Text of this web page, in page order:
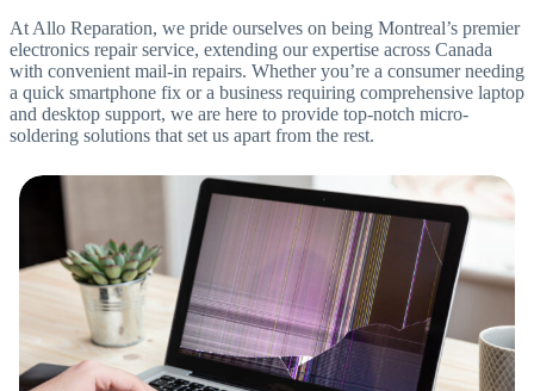
At Allo Reparation, we pride ourselves on being Montreal’s premier
electronics repair service, extending our expertise across Canada
with convenient mail-in repairs. Whether you’re a consumer needing
a quick smartphone fix or a business requiring comprehensive laptop
and desktop support, we are here to provide top-notch micro-
soldering solutions that set us apart from the rest.